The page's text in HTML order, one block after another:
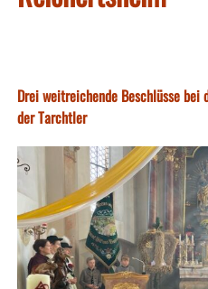
Drei weitreichende Beschlüsse bei
der Tarchtler